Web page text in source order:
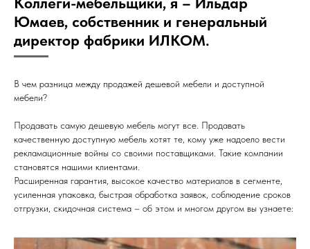
Юмаев, собственник и генеральный
директор фабрики ИЛКОМ.
В чем разница между продажей дешевой мебели и доступной
мебели?
Продавать самую дешевую мебель могут все. Продавать
качественную доступную мебель хотят те, кому уже надоело вести
рекламационные войны со своими поставщиками. Такие компании
становятся нашими клиентами.
Расширенная гарантия, высокое качество материалов в сегменте,
усиленная упаковка, быстрая обработка заявок, соблюдение сроков
отгрузки, скидочная система – об этом и многом другом вы узнаете: